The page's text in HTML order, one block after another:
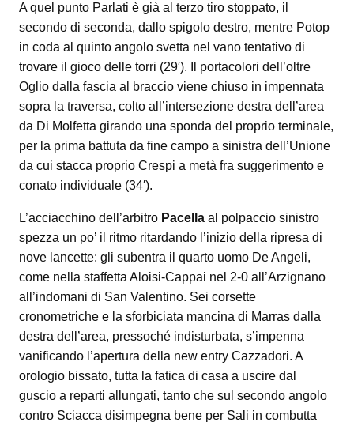
A quel punto Parlati è già al terzo tiro stoppato, il
secondo di seconda, dallo spigolo destro, mentre Potop
in coda al quinto angolo svetta nel vano tentativo di
trovare il gioco delle torri (29′). Il portacolori dell’oltre
Oglio dalla fascia al braccio viene chiuso in impennata
sopra la traversa, colto all’intersezione destra dell’area
da Di Molfetta girando una sponda del proprio terminale,
per la prima battuta da fine campo a sinistra dell’Unione
da cui stacca proprio Crespi a metà fra suggerimento e
conato individuale (34′).
L’acciacchino dell’arbitro Pacella al polpaccio sinistro
spezza un po’ il ritmo ritardando l’inizio della ripresa di
nove lancette: gli subentra il quarto uomo De Angeli,
come nella staffetta Aloisi-Cappai nel 2-0 all’Arzignano
all’indomani di San Valentino. Sei corsette
cronometriche e la sforbiciata mancina di Marras dalla
destra dell’area, pressoché indisturbata, s’impenna
vanificando l’apertura della new entry Cazzadori. A
orologio bissato, tutta la fatica di casa a uscire dal
guscio a reparti allungati, tanto che sul secondo angolo
contro Sciacca disimpegna bene per Sali in combutta